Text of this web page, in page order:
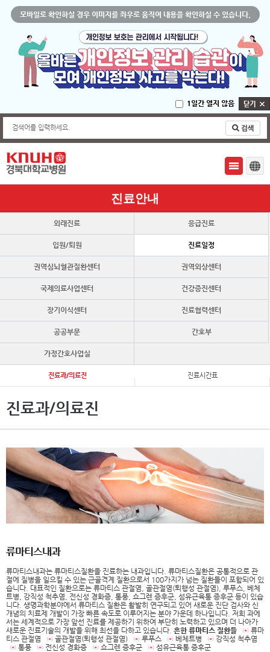
모바일로 확인하실 경우 이미지를 좌우로 움직여 내용을 확인하실 수 있습니다.
1일간 열지 않음
검색어를 입력하세요.
진료안내
외래진료 응급진료
입원/퇴원 진료일정
권역심뇌혈관질환센터 권역외상센터
국제의료사업센터 건강증진센터
장기이식센터 진료협력센터
공공부문 간호부
가정간호사업실
진료과/의료진 진료시간표
진료과/의료진
류마티스내과
류마티스내과는 류마티스질환을 진료하는 내과입니다. 류마티스질환은 공통적으로 관
절에 질병을 일으킬 수 있는 근골격계 질환으로서 100가지가 넘는 질환들이 포함되어 있
습니다. 대표적인 질환으로는 류마티스 관절염, 골관절염(퇴행성 관절염), 루푸스, 베체
트병, 강직성 척추염, 전신성 경화증, 통풍, 쇼그렌 증후군, 섬유근육통 증후군 등이 있습
니다. 생명과학분야에서 류마티스 질환은 활발히 연구되고 있어 새로운 진단 검사와 신
개념의 치료제 개발이 가장 빠른 속도로 이루어지는 분야 가운데 하나입니다. 저희 과에
서는 세계적으로 가장 앞선 진료를 제공하기 위하여 부단히 노력하고 있으며 더 나아가
새로운 진료기술의 개발을 위해 최선을 다하고 있습니다. 흔한 류마티스 질환들 ⊙ 류마
티스 관절염 ⊙ 골관절염(퇴행성 관절염) ⊙ 루푸스 ⊙ 베체트병 ⊙ 강직성 척추염
⊙ 통풍 ⊙ 전신성 경화증 ⊙ 쇼그렌 증후군 ⊙ 섬유근육통 증후군